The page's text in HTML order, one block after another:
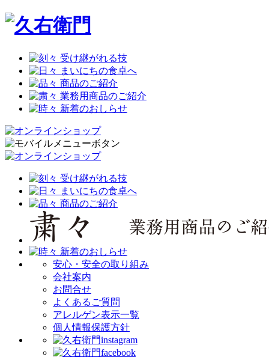
安心・安全の取り組み
会社案内
お問合せ
よくあるご質問
アレルゲン表示一覧
個人情報保護方針